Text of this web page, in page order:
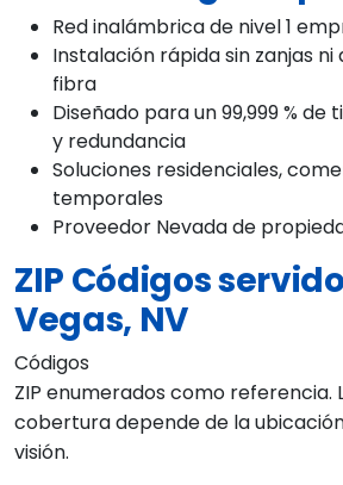
Red inalámbrica de nivel 1
Instalación rápida sin zanjas
fibra
Diseñado para un 99,999 %
y redundancia
Soluciones residenciales,
temporales
Proveedor Nevada de
ZIP Códigos
Vegas, NV
Códigos
ZIP enumerados como referencia.
cobertura depende de la
visión.